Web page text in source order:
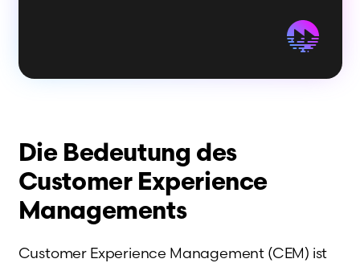
Die Bedeutung des
Customer Experience
Managements
Customer Experience Management (CEM) ist